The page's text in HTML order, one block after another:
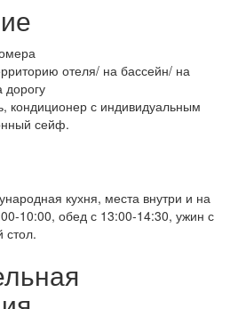
отеля/ на бассейн/ на
дорогу
кондиционер с индивидуальным
сейф.
кухня, места внутри и на
10:00, обед с 13:00-14:30, ужин с
стол.